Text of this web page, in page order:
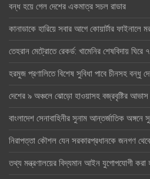
বন্ধ হয়ে গেল দেশের একমাত্র সচল রাডার
কানাডাকে হারিয়ে সবার আগে কোয়ার্টার ফাইনালে
তেহরান মেট্রোতে রেকর্ড: খামেনির শেষবিদায় ঘিরে
হরমুজ প্রণালিতে বিশেষ সুবিধা পাবে চীনসহ বন্ধু
দেশের ৯ অঞ্চলে ঝোড়ো হাওয়াসহ বজ্রবৃষ্টির আভাস
বাংলাদেশ সেনাবাহিনীর সুনাম আন্তর্জাতিক অঙ্গনে
নিরাপত্তা কৌশল যেন সরকারপ্রধানকে জনগণ থেকে
তথ্য মন্ত্রণালয়ের বিদ্যমান আইন যুগোপযোগী করা